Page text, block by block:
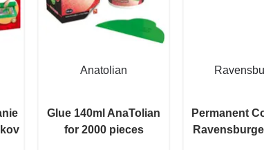
Anatolian
Glue 140ml AnaTolian
for 2000 pieces
Permanent